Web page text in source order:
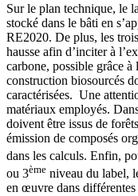
Sur le plan technique, le
stocké dans le bâti en
RE2020. De plus, les
hausse afin d’inciter à
carbone, possible grâce
construction biosourcés
caractérisées. Une
matériaux employés.
doivent être issus de
émission de composés
dans les calculs. Enfin,
ou 3ème niveau du label,
en œuvre dans